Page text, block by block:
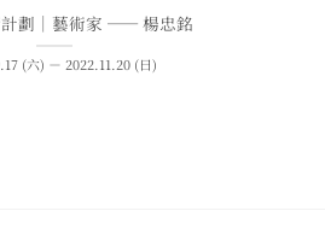
劃｜藝術家 —— 楊忠銘
(六) － 2022.11.20 (日)